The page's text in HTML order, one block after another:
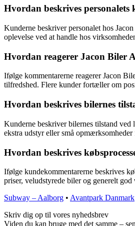
Hvordan beskrives personalets
Kunderne beskriver personalet hos
oplevelse ved at handle hos
Hvordan reagerer Jacon Biler
Ifølge kommentarerne reagerer Jacon
tilfredshed. Flere kunder fortæller om
Hvordan beskrives bilernes
Kunderne beskriver bilernes tilstand ved
ekstra udstyr eller små
Hvordan beskrives
Ifølge kundekommentarerne beskrives
priser, veludstyrede biler og generelt
Subway – Aalborg • Avantpark Danmark
Skriv dig op til vores nyhedsbrev
Viden du kan bruge med det samme –